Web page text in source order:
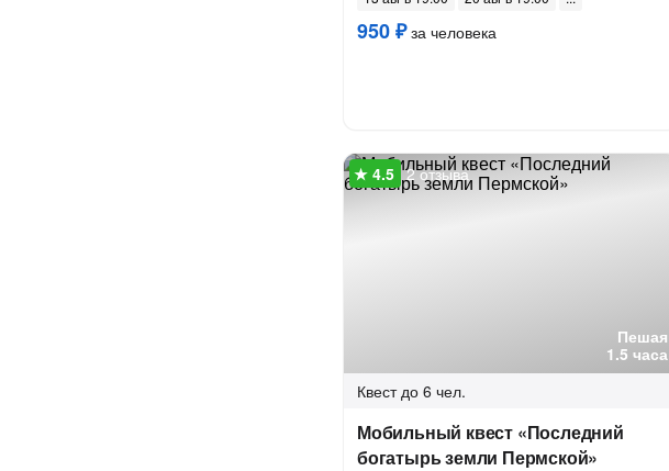
950 ₽за человека
Пешая
1.5 часа
2 отзыва
Квест до 6 чел.
Мобильный квест «Последний
богатырь земли Пермской»